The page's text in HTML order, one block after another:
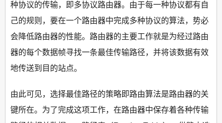
种协议的传输，即多协议路由器。由于每一种协议都有自
己的规则，要在一个路由器中完成多种协议的算法，势必
会降低路由器的性能。路由器的主要工作就是为经过路由
器的每个数据帧寻找一条最佳传输路径，并将该数据有效
地传送到目的站点。
由此可见，选择最佳路径的策略即路由算法是路由器的关
键所在。为了完成这项工作，在路由器中保存着各种传输